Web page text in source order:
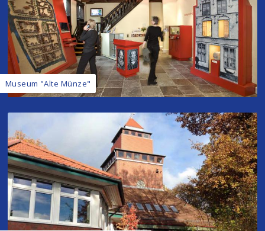
Museum "Alte Münze"